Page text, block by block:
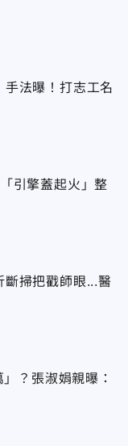
法曝！打志工名
引擎蓋起火」整
掃把戳師眼...醫
？張淑娟親曝：